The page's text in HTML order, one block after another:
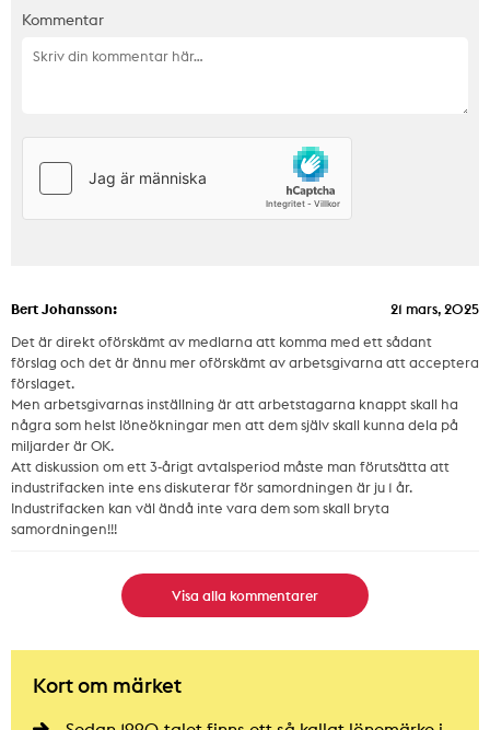
Kommentar
Bert Johansson:
21 mars, 2025
Det är direkt oförskämt av medlarna att komma med ett sådant
förslag och det är ännu mer oförskämt av arbetsgivarna att acceptera
förslaget.
Men arbetsgivarnas inställning är att arbetstagarna knappt skall ha
några som helst löneökningar men att dem själv skall kunna dela på
miljarder är OK.
Att diskussion om ett 3-årigt avtalsperiod måste man förutsätta att
industrifacken inte ens diskuterar för samordningen är ju 1 år.
Industrifacken kan väl ändå inte vara dem som skall bryta
samordningen!!!
Visa alla kommentarer
Kort om märket